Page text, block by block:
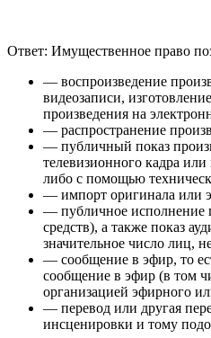
Ответ: Имущественное право
— воспроизведение
видеозаписи,
произведения на
— распространение
— публичный показ
телевизионного кадра
либо с помощью
— импорт оригинала или
— публичное исполнение
средств), а также показ
значительное число лиц,
— сообщение в эфир, то
сообщение в эфир (в том
организацией эфирного
— перевод или другая
инсценировки и тому